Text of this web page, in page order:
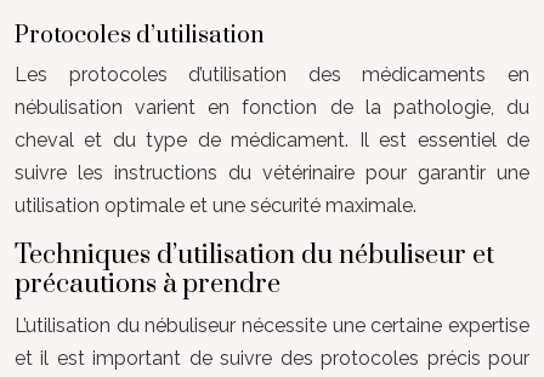
Protocoles d’utilisation
Les protocoles d’utilisation des médicaments en
nébulisation varient en fonction de la pathologie, du
cheval et du type de médicament. Il est essentiel de
suivre les instructions du vétérinaire pour garantir une
utilisation optimale et une sécurité maximale.
Techniques d’utilisation du nébuliseur et
précautions à prendre
L’utilisation du nébuliseur nécessite une certaine expertise
et il est important de suivre des protocoles précis pour